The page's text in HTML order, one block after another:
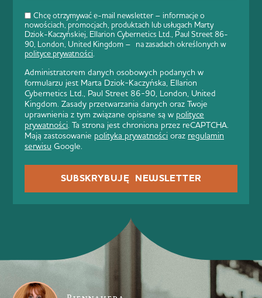
Chcę otrzymywać e-mail newsletter – informacje o
nowościach, promocjach, produktach lub usługach Marty
Dziok-Kaczyńskiej, Ellarion Cybernetics Ltd., Paul Street 86-
90, London, United Kingdom – na zasadach określonych w
polityce prywatności.
Administratorem danych osobowych podanych w
formularzu jest Marta Dziok-Kaczyńska, Ellarion
Cybernetics Ltd., Paul Street 86-90, London, United
Kingdom. Zasady przetwarzania danych oraz Twoje
uprawnienia z tym związane opisane są w polityce
prywatności. Ta strona jest chroniona przez reCAPTCHA.
Mają zastosowanie polityka prywatności oraz regulamin
serwisu Google.
SUBSKRYBUJĘ NEWSLETTER